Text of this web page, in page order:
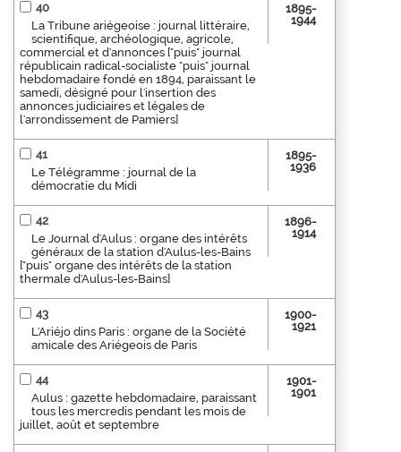
40
La Tribune ariégeoise : journal littéraire,
scientifique, archéologique, agricole,
commercial et d'annonces ["puis" journal
républicain radical-socialiste "puis" journal
hebdomadaire fondé en 1894, paraissant le
samedi, désigné pour l'insertion des
annonces judiciaires et légales de
l'arrondissement de Pamiers]
1895-
1944
41
Le Télégramme : journal de la
démocratie du Midi
1895-
1936
42
Le Journal d'Aulus : organe des intérêts
généraux de la station d'Aulus-les-Bains
["puis" organe des intérêts de la station
thermale d'Aulus-les-Bains]
1896-
1914
43
L'Ariéjo dins Paris : organe de la Société
amicale des Ariégeois de Paris
1900-
1921
44
Aulus : gazette hebdomadaire, paraissant
tous les mercredis pendant les mois de
juillet, août et septembre
1901-
1901